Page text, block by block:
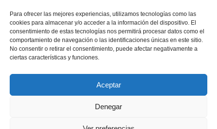
Para ofrecer las mejores experiencias, utilizamos tecnologías como las
cookies para almacenar y/o acceder a la información del dispositivo. El
consentimiento de estas tecnologías nos permitirá procesar datos como el
comportamiento de navegación o las identificaciones únicas en este sitio.
No consentir o retirar el consentimiento, puede afectar negativamente a
ciertas características y funciones.
Aceptar
Denegar
Ramsay 2251, CABA, Argentina
011 4781-0060
consultas@cristoforocolombo.org.ar